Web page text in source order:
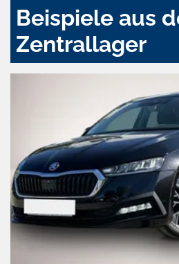
Beispiele aus
Zentrallager